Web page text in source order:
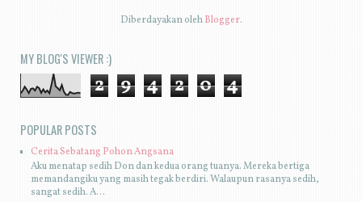
Diberdayakan olehBlogger.
MY BLOG'S VIEWER :)
2 9 4 2 0 4
POPULAR POSTS
Cerita Sebatang Pohon Angsana
Aku menatap sedih Don dan kedua orang tuanya. Mereka bertiga
memandangiku yang masih tegak berdiri. Walaupun rasanya sedih,
sangat sedih. A...